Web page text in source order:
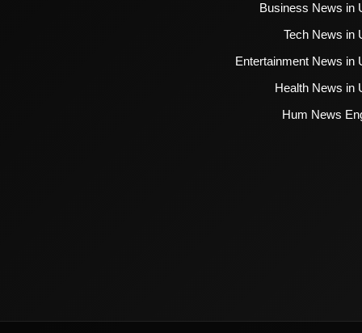
Business News in
Tech News in
Entertainment News in
Health News in
Hum News